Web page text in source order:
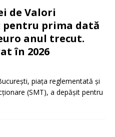
de Valori
pentru prima dată
anul trecut.
în 2026
piața reglementată și
(SMT), a depășit pentru